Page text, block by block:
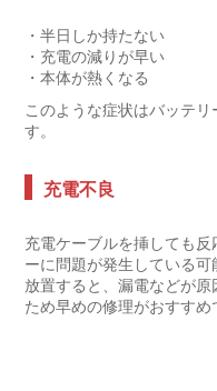
・半日しか持たない
・充電の減りが早い
・本体が熱くなる
このような症状はバッテ
す。
充電不良
充電ケーブルを挿しても
ーに問題が発生している可
放置すると、漏電などが
ため早めの修理がおすすめ